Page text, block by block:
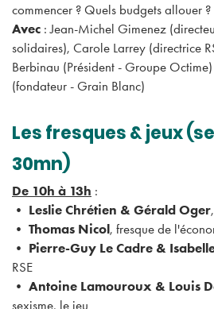
commencer ? Quels budgets allouer ?
Avec : Jean-Michel Gimenez
solidaires), Carole Larrey (directrice
Berbinau (Président - Groupe
(fondateur - Grain Blanc)
Les fresques & jeux
30mn)
De 10h à 13h :
• Leslie Chrétien & Gérald Oger
• Thomas Nicol, fresque de
• Pierre-Guy Le Cadre &
RSE
• Antoine Lamouroux & Louis
sexisme, le jeu